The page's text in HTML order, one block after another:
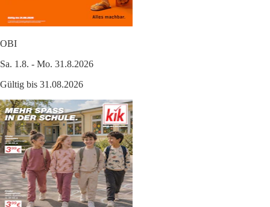
OBI
Sa. 1.8. - Mo. 31.8.2026
Gültig bis 31.08.2026